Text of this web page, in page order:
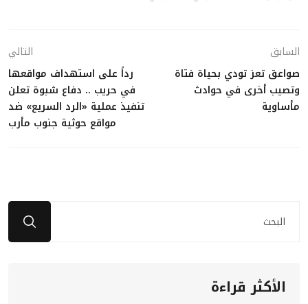
السابق
صواعق تعز تودي بحياة فتاة
وتصيب أخرى في حوادث
مأساوية
التالي
رداً على استهداف مواقعها
في حريب .. دفاع شبوة تعلن
تنفيذ عملية «الرد السريع» ضد
مواقع حوثية جنوب مأرب
الأكثر قراءة